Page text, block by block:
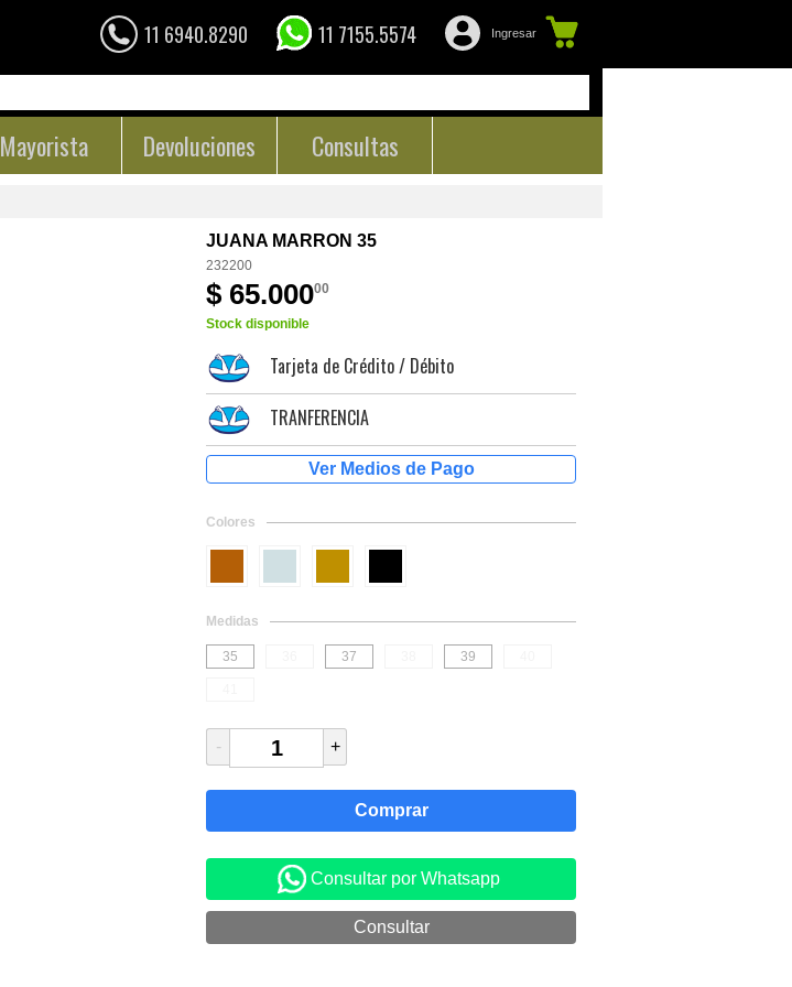
11 6940.8290 11 7155.5574 Ingresar
Mayorista Devoluciones Consultas
JUANA MARRON 35
232200
$ 65.00000
Stock disponible
Tarjeta de Crédito / Débito
TRANFERENCIA
Colores
Medidas
35 37 39
- +
Consultar por Whatsapp